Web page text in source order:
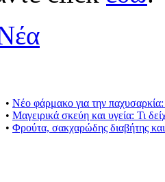
• Νέο φάρμακο για την
• Μαγειρικά σκεύη και υγεία: Τι
• Φρούτα, σακχαρώδης διαβήτης